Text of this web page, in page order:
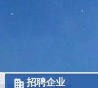
招聘企业